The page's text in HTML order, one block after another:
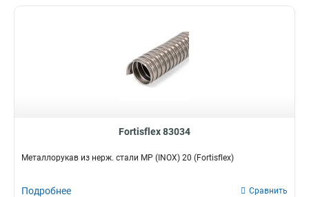
Fortisflex 83034
Металлорукав из нерж. стали МР (INOX) 20 (Fortisflex)
Подробнее Сравнить